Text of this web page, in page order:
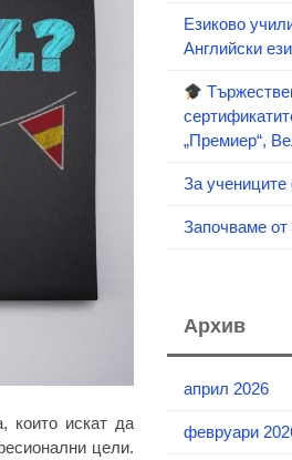
които искат да
цели.
Езиково
Английски
„Премиер“,
За
Започваме
Архив
април 2026
февруари